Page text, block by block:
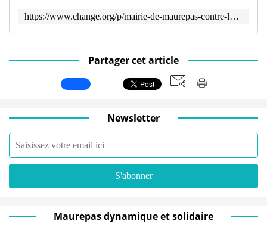
https://www.change.org/p/mairie-de-maurepas-contre-la-disparition-progressive-du-caf%C3%A9-de-la-plage-%C3%A0-maurepas
Partager cet article
Newsletter
Maurepas dynamique et solidaire